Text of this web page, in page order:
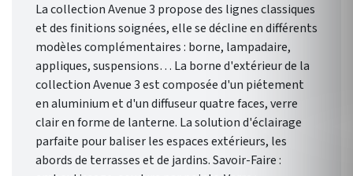
La collection Avenue 3 propose des lignes classiques
et des finitions soignées, elle se décline en différents
modèles complémentaires : borne, lampadaire,
appliques, suspensions… La borne d'extérieur de la
collection Avenue 3 est composée d'un piétement
en aluminium et d'un diffuseur quatre faces, verre
clair en forme de lanterne. La solution d'éclairage
parfaite pour baliser les espaces extérieurs, les
abords de terrasses et de jardins. Savoir-Faire :